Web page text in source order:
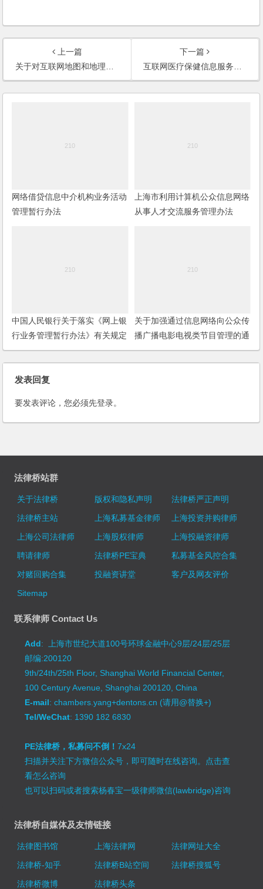
上一篇
关于对互联网地图和地理信息服务违法违规行为进行专项治理的通知
下一篇
互联网医疗保健信息服务管理办法
网络借贷信息中介机构业务活动
管理暂行办法
上海市利用计算机公众信息网络
从事人才交流服务管理办法
中国人民银行关于落实《网上银
行业务管理暂行办法》有关规定
的通知
关于加强通过信息网络向公众传
播广播电影电视类节目管理的通
告
发表回复
要发表评论，您必须先登录。
法律桥站群
关于法律桥 版权和隐私声明
法律桥严正声明
法律桥主站
上海私募基金律师
上海投资并购律师
上海公司法律师
上海股权律师
上海投融资律师
聘请律师
法律桥PE宝典
私募基金风控合集
对赌回购合集
投融资讲堂
客户及网友评价
Sitemap
联系律师 Contact Us
Add: 上海市世纪大道100号环球金融中心9层/24层/25层
邮编:200120
9th/24th/25th Floor, Shanghai World Financial Center,
100 Century Avenue, Shanghai 200120, China
E-mail: chambers.yang+dentons.cn (请用@替换+)
Tel/WeChat: 1390 182 6830
PE法律桥，私募问不倒！7x24
扫描并关注下方微信公众号，即可随时在线咨询。 点击查
看怎么咨询
也可以扫码或者搜索杨春宝一级律师微信(lawbridge)咨询
法律桥自媒体及友情链接
法律图书馆 上海法律网
法律网址大全
法律桥-知乎
法律桥B站空间
法律桥搜狐号
法律桥微博
法律桥头条